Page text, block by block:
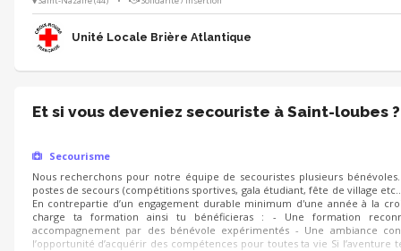
Unité Locale Brière Atlantique
Et si vous deveniez secouriste à Saint-loubes ?
Secourisme
Nous recherchons pour notre équipe de secouristes plusieurs
postes de secours (compétitions sportives, gala étudiant, fête de village
En contrepartie d’un engagement durable minimum d'une année à la
charge ta formation ainsi tu bénéficieras : - Une formation
accompagnement par des bénévole expérimentés - Une ambiance
l’opportunité d’acquérir des compétences pour toutes ta vie Si l’aventure